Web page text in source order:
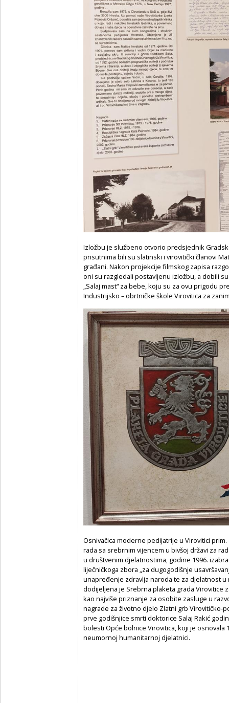
Izložbu je službeno otvorio predsjednik
prisutnima bili su slatinski i virovitički članovi
građani. Nakon projekcije filmskog zapisa
oni su razgledali postavljenu izložbu, a dobili
„Salaj mast“ za bebe, koju su za ovu prigodu
Industrijsko – obrtničke škole Virovitica za
Osnivačica moderne pedijatrije u Virovitici
rada sa srebrnim vijencem u bivšoj državi za
u društvenim djelatnostima, godine 1996.
liječničkoga zbora „za dugogodišnje
unapređenje zdravlja naroda te za djelatnost
dodijeljena je Srebrna plaketa grada Virovitice
kao najviše priznanje za osobite zasluge u
nagrade za životno djelo Zlatni grb Virovitičko-
prve godišnjice smrti doktorice Salaj Rakić
bolesti Opće bolnice Virovitica, koji je
neumornoj humanitarnoj djelatnici.